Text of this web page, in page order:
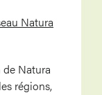
Natura
de Natura
régions,